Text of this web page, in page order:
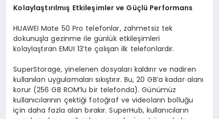
Kolaylaştırılmış Etkileşimler ve Güçlü Performans
HUAWEI Mate 50 Pro telefonlar, zahmetsiz tek
dokunuşla gezinme ile günlük etkileşimleri
kolaylaştıran EMUI 13’te çalışan ilk telefonlardır.
SuperStorage, yinelenen dosyaları kaldırır ve nadiren
kullanılan uygulamaları sıkıştırır. Bu, 20 GB’a kadar alanı
korur (256 GB ROM’lu bir telefonda). Günümüz
kullanıcılarının çektiği fotoğraf ve videoların bolluğu
için daha fazla alan bırakır. SuperHub, kullanıcıların